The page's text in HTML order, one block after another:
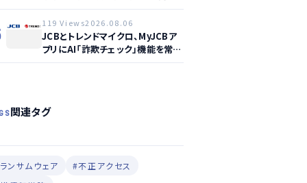
ウェビナー開催へ
119 Views2026.08.06
JCBとトレンドマイクロ、MyJCBア
プリにAI「詐欺チェック」機能を常設
し不正対策を強化
関連タグ
ンサムウェア
#不正アクセス